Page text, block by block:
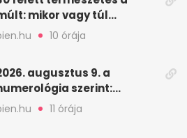
mikor vagy túl
párkeresésnél?
10 órája
augusztus 9. a
szerint:
megbocsátás,
11 órája